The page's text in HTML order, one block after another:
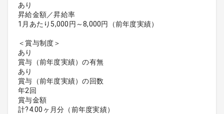
あり
昇給金額／昇給率
1月あたり5,000円～8,000円（前年度実績）
＜賞与制度＞
あり
賞与（前年度実績）の有無
あり
賞与（前年度実績）の回数
年2回
賞与金額
計?4.00ヶ月分（前年度実績）